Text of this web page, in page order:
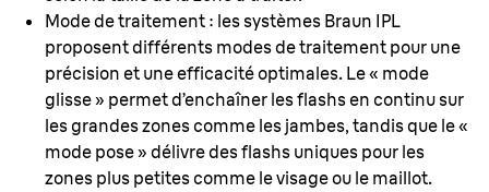
Mode de traitement : les systèmes Braun IPL
proposent différents modes de traitement pour une
précision et une efficacité optimales. Le « mode
glisse » permet d’enchaîner les flashs en continu sur
les grandes zones comme les jambes, tandis que le «
mode pose » délivre des flashs uniques pour les
zones plus petites comme le visage ou le maillot.